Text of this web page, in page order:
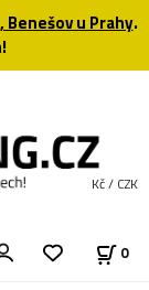
Benešov u Prahy.
0
Kč / CZK